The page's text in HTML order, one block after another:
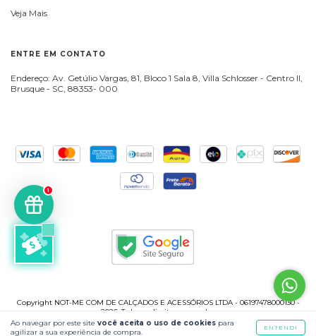
1
Ao navegar por este site você aceita o uso de cookies para
agilizar a sua experiência de compra.
ENTENDI
Veja Mais
ENTRE EM CONTATO
Endereço: Av. Getúlio Vargas, 81, Bloco 1 Sala 8, Villa Schlosser - Centro II,
Brusque - SC, 88353- 000
Copyright NOT-ME COM DE CALÇADOS E ACESSÓRIOS LTDA - 06197478000130 -
2026. Todos os direitos reservados.